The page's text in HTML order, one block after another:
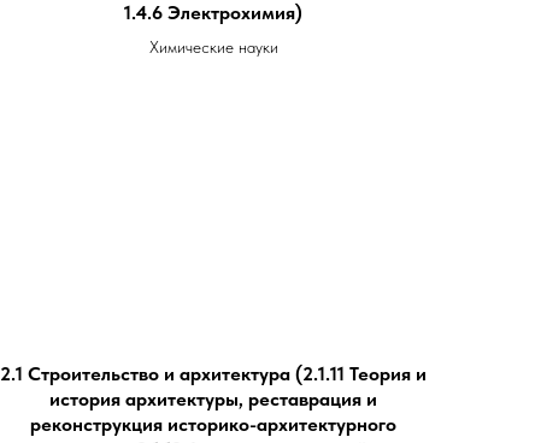
1.4.6 Электрохимия)
Химические науки
2.1 Строительство и архитектура (2.1.11 Теория и
история архитектуры, реставрация и
реконструкция историко-архитектурного